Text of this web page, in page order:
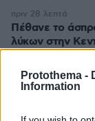
Protothema -
Information
Πέθανε το
λύκων στην
δείτε βίντεο
πριν 28 λεπτά
Συνελήφθη
πριν 35 λεπτά